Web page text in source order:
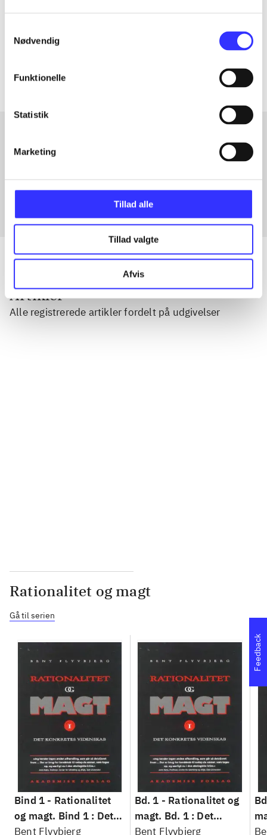
Nødvendig
Funktionelle
Statistik
Marketing
Tillad alle
Tillad valgte
Afvis
Artikler med samme emner
Artikler
Alle registrerede artikler fordelt på udgivelser
Rationalitet og magt
Gå til serien
Bind 1 - Rationalitet
og magt. Bind 1 : Det
konkretes videnskab
Bent Flyvbjerg
Bd. 1 - Rationalitet og
magt. Bd. 1 : Det
konkretes videnskab
Bent Flyvbjerg
Feedback